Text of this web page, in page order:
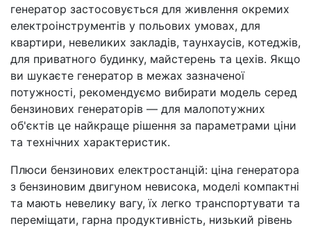
генератор застосовується для живлення окремих
електроінструментів у польових умовах, для
квартири, невеликих закладів, таунхаусів, котеджів,
для приватного будинку, майстерень та цехів. Якщо
ви шукаєте генератор в межах зазначеної
потужності, рекомендуємо вибирати модель серед
бензинових генераторів — для малопотужних
об'єктів це найкраще рішення за параметрами ціни
та технічних характеристик.
Плюси бензинових електростанцій: ціна генератора
з бензиновим двигуном невисока, моделі компактні
та мають невелику вагу, їх легко транспортувати та
переміщати, гарна продуктивність, низький рівень